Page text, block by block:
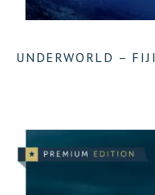
UNDERWORLD – FIJI